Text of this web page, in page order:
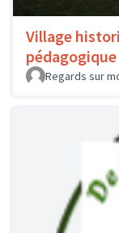
Village
pédagogique
Regards sur